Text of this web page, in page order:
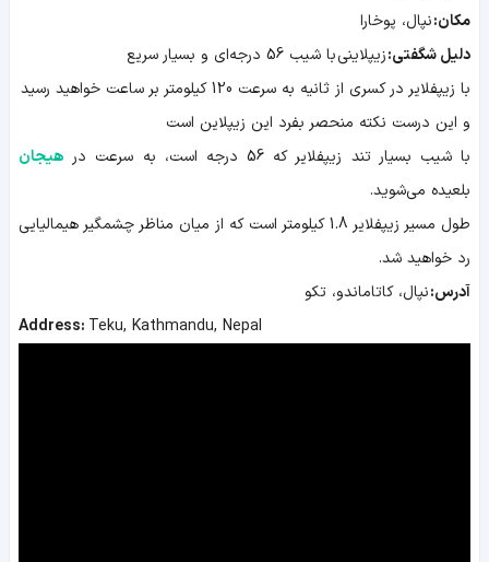
مکان:نپال، پوخارا
دلیل شگفتی:زیپلاینی با شیب 56 درجه‌‌ای و بسیار سریع
با زیپفلایر در کسری از ثانیه به سرعت 120 کیلومتر بر ساعت خواهید رسید
و این درست نکته منحصر بفرد این زیپلاین است
با شیب بسیار تند زیپفلایر که 56 درجه است، به سرعت در
هیجان
بلعیده می‌شوید.
طول مسیر زیپفلایر 1.8 کیلومتر است که از میان مناظر چشمگیر هیمالیایی
رد خواهید شد.
آدرس:نپال، کاتاماندو، تکو
Address: Teku, Kathmandu, Nepal